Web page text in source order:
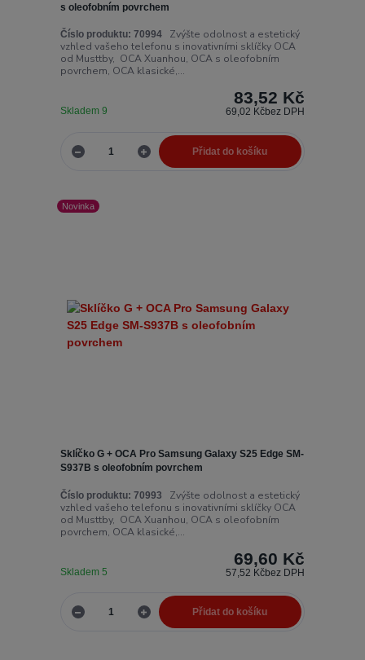
s oleofobním povrchem
Číslo produktu: 70994Zvýšte odolnost a estetický
vzhled vašeho telefonu s inovativními sklíčky OCA
od Musttby, OCA Xuanhou, OCA s oleofobním
povrchem, OCA klasické,...
83,52 Kč
69,02 Kčbez DPH
Skladem 9
Přidat do košíku
Novinka
Sklíčko G + OCA Pro Samsung Galaxy S25 Edge SM-
S937B s oleofobním povrchem
Číslo produktu: 70993
Zvýšte odolnost a estetický
vzhled vašeho telefonu s inovativními sklíčky OCA
od Musttby, OCA Xuanhou, OCA s oleofobním
povrchem, OCA klasické,...
69,60 Kč
57,52 Kčbez DPH
Skladem 5
Přidat do košíku